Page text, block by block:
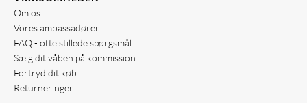
Om os
Vores ambassadører
FAQ - ofte stillede spørgsmål
Sælg dit våben på kommission
Fortryd dit køb
Returneringer